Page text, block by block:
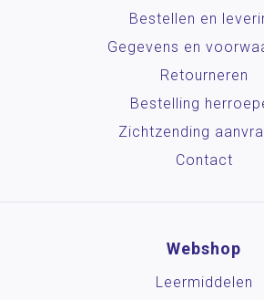
Bestellen en
Gegevens en
Retourneren
Bestelling
Zichtzending
Contact
Webshop
Leermiddelen